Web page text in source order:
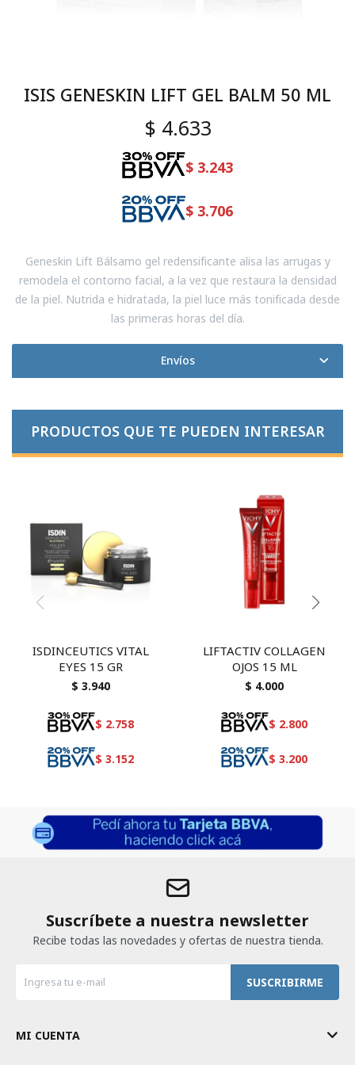
ISIS GENESKIN LIFT GEL BALM 50 ML
$ 4.633
$ 3.243
$ 3.706
Geneskin Lift Bálsamo gel redensificante alisa las arrugas y
remodela el contorno facial, a la vez que restaura la densidad
de la piel. Nutrida e hidratada, la piel luce más tonificada desde
las primeras horas del día.
Envíos
PRODUCTOS QUE TE PUEDEN INTERESAR
ISDINCEUTICS VITAL
EYES 15 GR
$ 3.940
$ 2.758
$ 3.152
LIFTACTIV COLLAGEN
OJOS 15 ML
$ 4.000
$ 2.800
$ 3.200
Suscríbete a nuestra newsletter
Recibe todas las novedades y ofertas de nuestra tienda.
SUSCRIBIRME
MI CUENTA